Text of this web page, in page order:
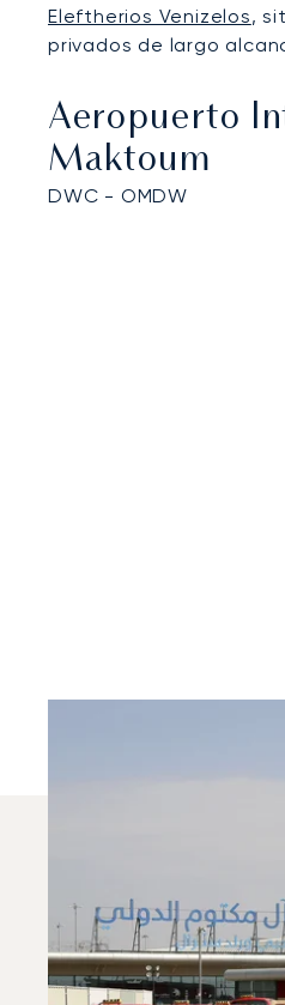
Eleftherios Venizelos,
privados de largo
Aeropuerto
Maktoum
DWC - OMDW
¿Qué